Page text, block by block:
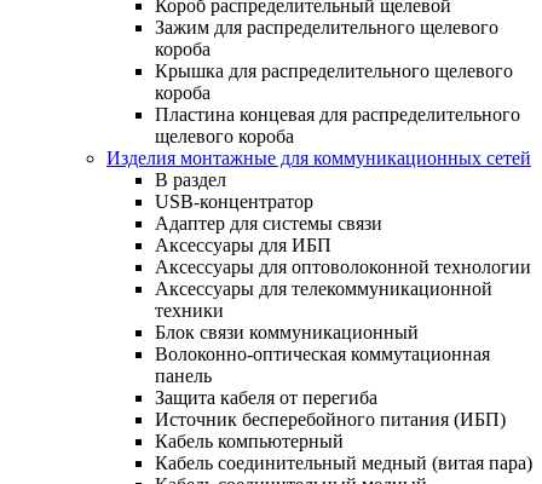
Короб распределительный щелевой
Зажим для распределительного щелевого
короба
Крышка для распределительного щелевого
короба
Пластина концевая для распределительного
щелевого короба
Изделия монтажные для коммуникационных сетей
В раздел
USB-концентратор
Адаптер для системы связи
Аксессуары для ИБП
Аксессуары для оптоволоконной технологии
Аксессуары для телекоммуникационной
техники
Блок связи коммуникационный
Волоконно-оптическая коммутационная
панель
Защита кабеля от перегиба
Источник бесперебойного питания (ИБП)
Кабель компьютерный
Кабель соединительный медный (витая пара)